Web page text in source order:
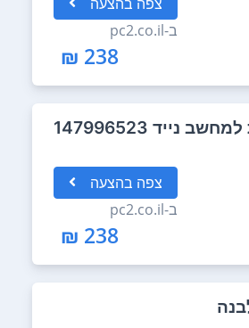
ב-pc2.co.il
238 ₪
צפה בהצעה
ב-pc2.co.il
238 ₪